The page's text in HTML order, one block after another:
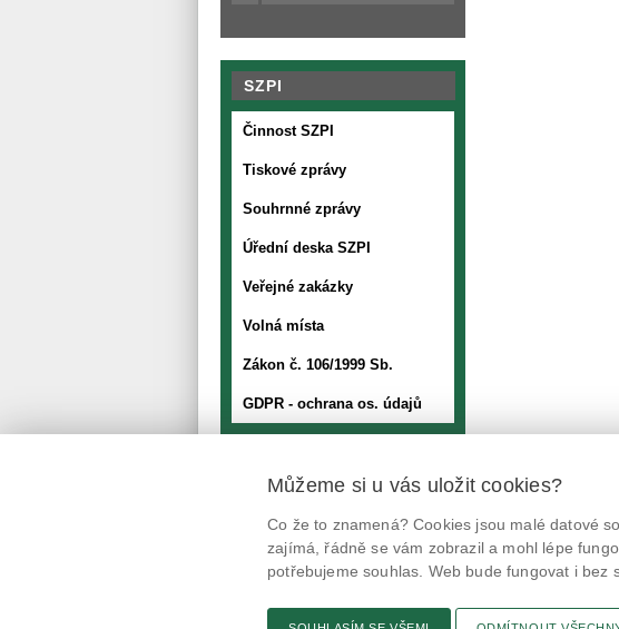
SZPI
Činnost SZPI
Tiskové zprávy
Souhrnné zprávy
Úřední deska SZPI
Veřejné zakázky
Volná místa
Zákon č. 106/1999 Sb.
GDPR - ochrana os. údajů
@potravinynapranyri @NaPranyri
@SZPIjobs
©
Můžeme si u vás uložit cookies?
Co že to znamená? Cookies jsou malé datové
zajímá, řádně se vám zobrazil a mohl lépe
potřebujeme souhlas. Web bude fungovat i bez